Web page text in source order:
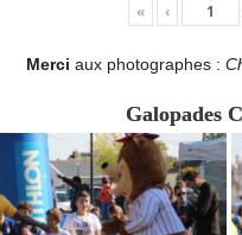
«
‹
Merci aux photographes :
Galopades